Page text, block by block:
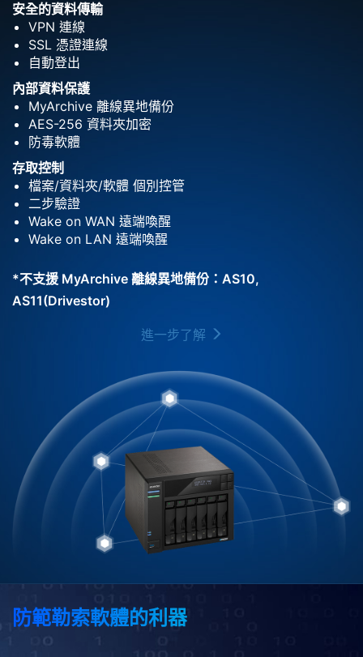
安全的資料傳輸
VPN 連線
SSL 憑證連線
自動登出
內部資料保護
MyArchive 離線異地備份
AES-256 資料夾加密
防毒軟體
存取控制
檔案/資料夾/軟體 個別控管
二步驗證
Wake on WAN 遠端喚醒
Wake on LAN 遠端喚醒
*不支援 MyArchive 離線異地備份：AS10,
AS11(Drivestor)
進一步了解
防範勒索軟體的利器